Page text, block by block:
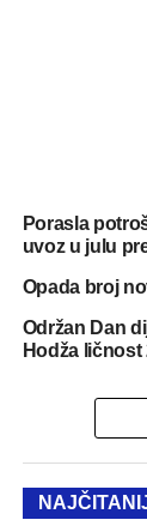
Porasla
uvoz u julu
Opada broj
Održan Dan
Hodža